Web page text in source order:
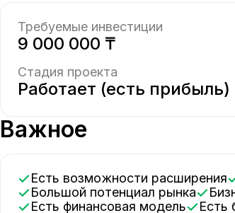
Требуемые инвестиции
9 000 000 ₸
Стадия проекта
Работает (есть прибыль)
Важное
Есть возможности расширения
Большой потенциал рынка
Есть финансовая модель